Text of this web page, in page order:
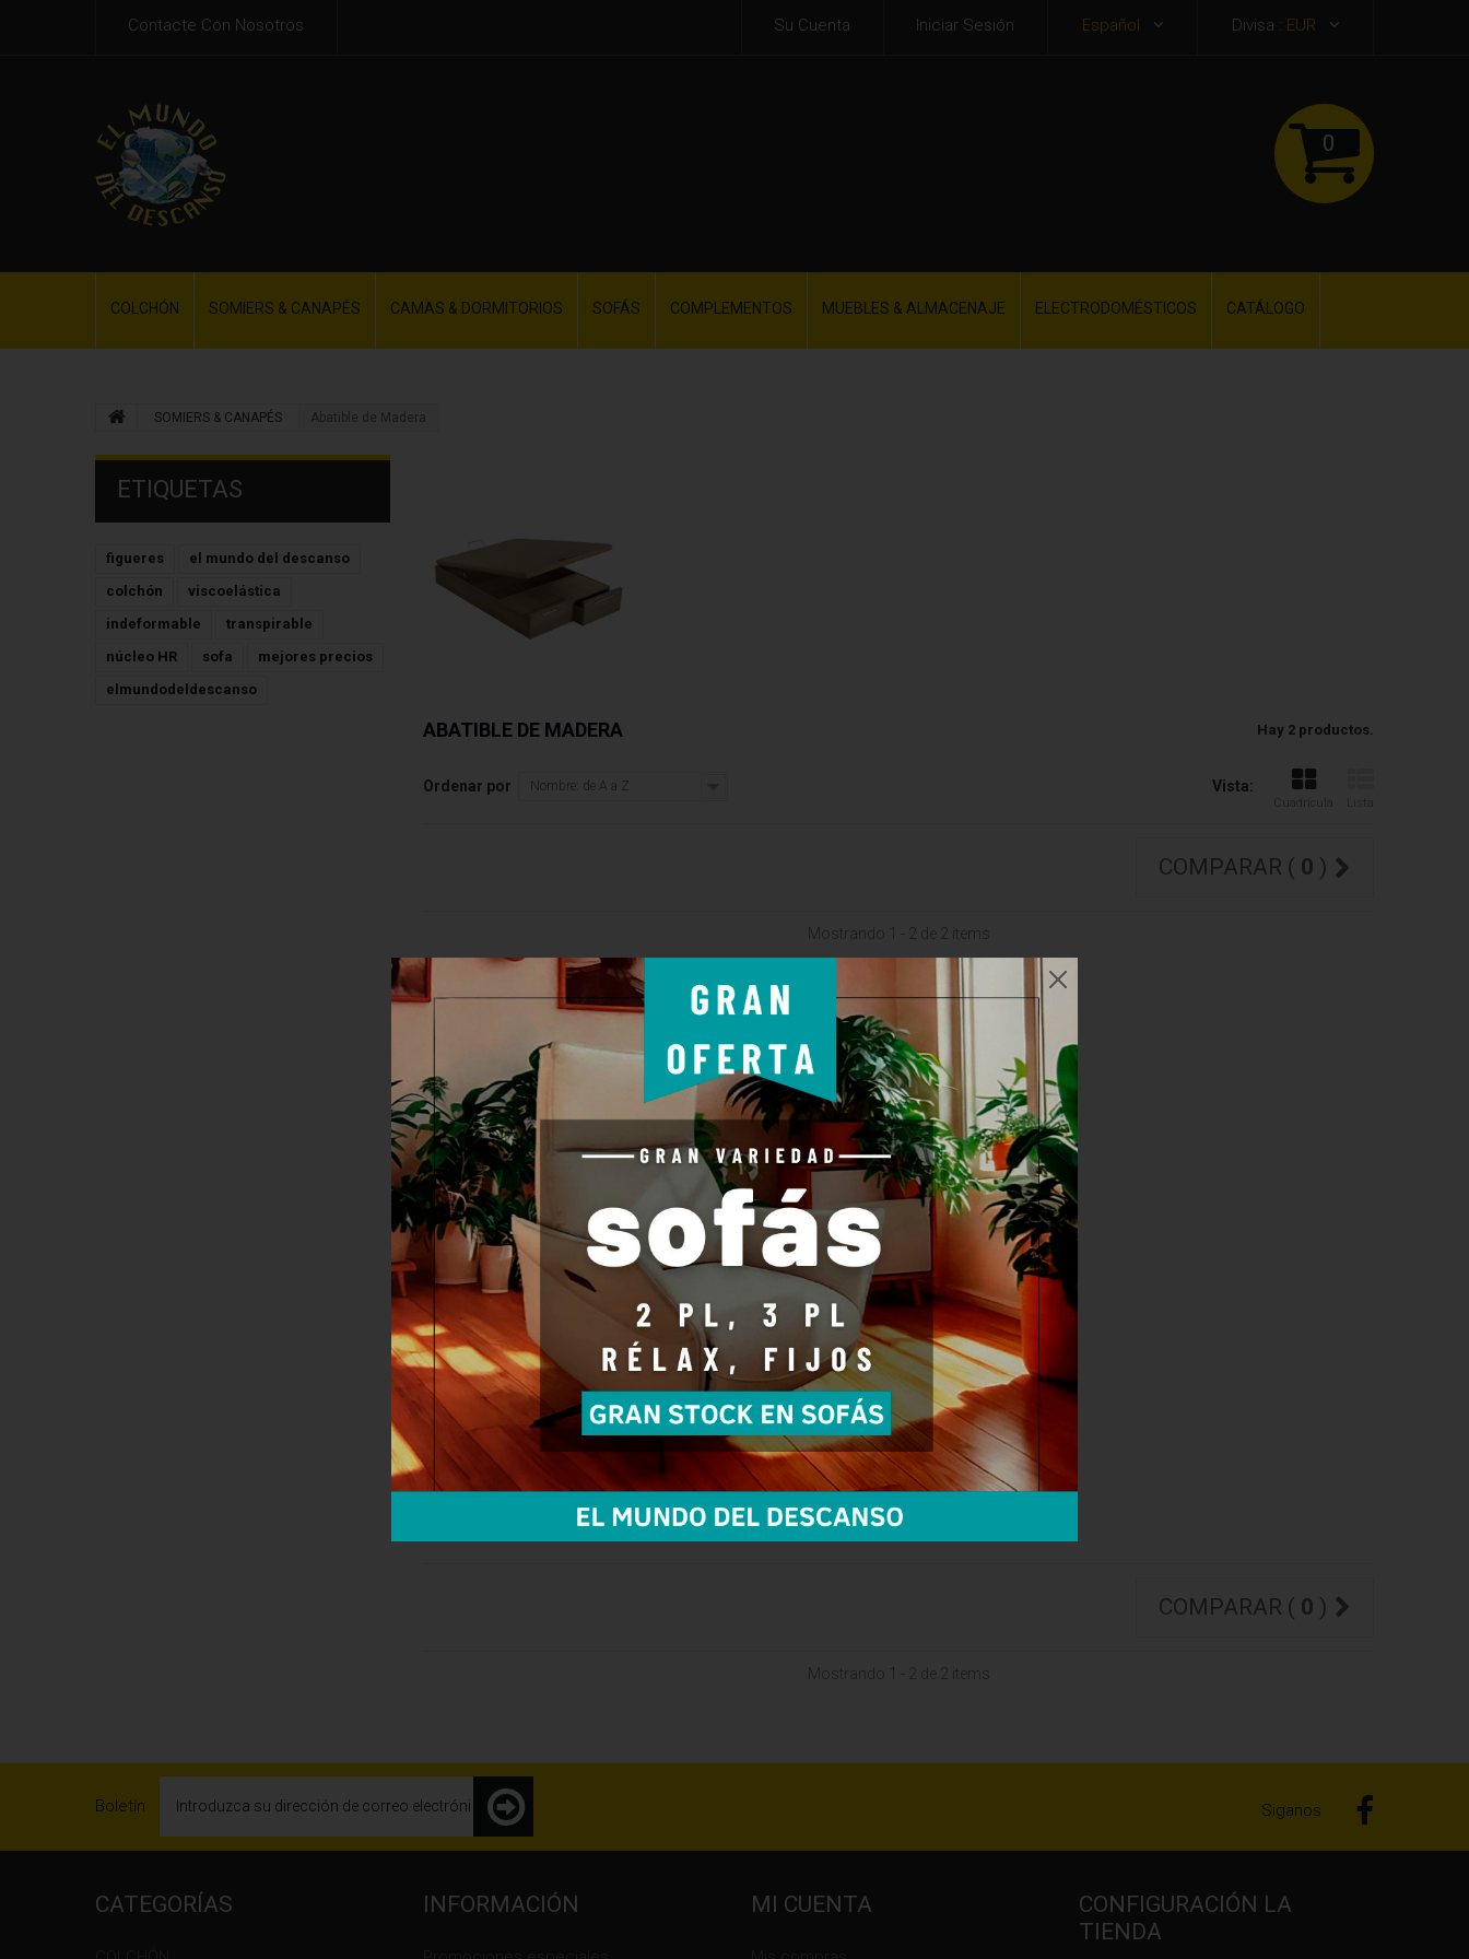
Contacte Con Nosotros Divisa : EUR
Español
Iniciar Sesión
Su Cuenta
0
COLCHÓN SOMIERS & CANAPÉS CAMAS & DORMITORIOS SOFÁS COMPLEMENTOS MUEBLES & ALMACENAJE ELECTRODOMÉSTICOS CATÁLOGO
SOMIERS & CANAPÉS Abatible de Madera
ETIQUETAS
figueres
el mundo del descanso
colchón
viscoelástica
indeformable
transpirable
núcleo HR
sofa
mejores precios
elmundodeldescanso
ABATIBLE DE MADERA Hay 2 productos.
Vista:
Cuadrícula Lista
Ordenar por Nombre: de A a Z
COMPARAR ( 0 )
Mostrando 1 - 2 de 2 items
Canapé *ASTRA* de Madera -
Altura total 32...
MÁS
Agregar para comparar
Canapé abatible de Madera. Altura
total 36...
Agregar para comparar
COMPARAR ( 0 )
Mostrando 1 - 2 de 2 items
Boletín Siganos
CATEGORÍAS INFORMACIÓN MI CUENTA
CONFIGURACIÓN LA
TIENDA